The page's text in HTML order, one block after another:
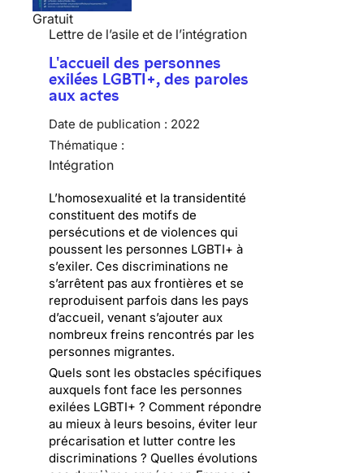
Gratuit
Lettre de l’asile et de l’intégration
L'accueil des personnes
exilées LGBTI+, des paroles
aux actes
Date de publication : 2022
Thématique :
Intégration
L’homosexualité et la transidentité
constituent des motifs de
persécutions et de violences qui
poussent les personnes LGBTI+ à
s’exiler. Ces discriminations ne
s’arrêtent pas aux frontières et se
reproduisent parfois dans les pays
d’accueil, venant s’ajouter aux
nombreux freins rencontrés par les
personnes migrantes.
Quels sont les obstacles spécifiques
auxquels font face les personnes
exilées LGBTI+ ? Comment répondre
au mieux à leurs besoins, éviter leur
précarisation et lutter contre les
discriminations ? Quelles évolutions